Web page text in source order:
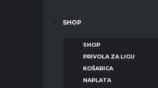
SHOP
SHOP
PRIVOLA ZA LIGU
KOŠARICA
NAPLATA